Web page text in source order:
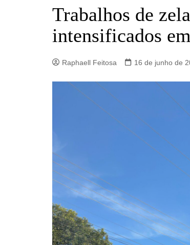
Campinorte
Campos
Ceres
Estrela do
Goianésia
Goiânia
Ipiranga de
Itaberaí
Trabalhos de
intensificados
Raphaell Feitosa 16 de junho de